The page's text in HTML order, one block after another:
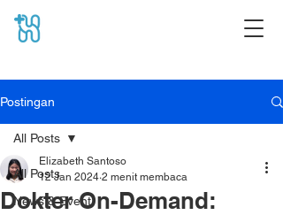
Postingan
All Posts
News & Event
All Posts
Dokter On-Demand:
Elizabeth Santoso
12 Jan 2024 2 menit membaca